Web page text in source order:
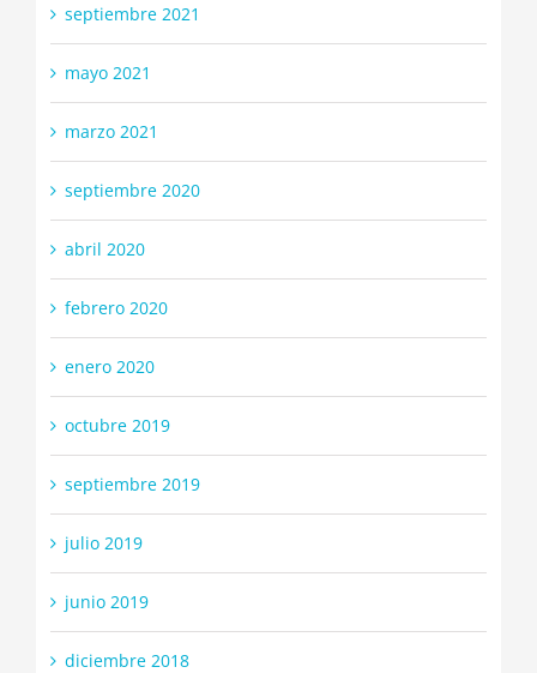
septiembre 2021
mayo 2021
marzo 2021
septiembre 2020
abril 2020
febrero 2020
enero 2020
octubre 2019
septiembre 2019
julio 2019
junio 2019
diciembre 2018